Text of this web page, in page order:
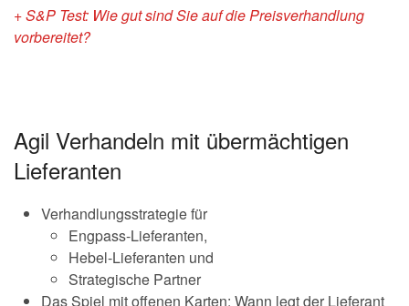
+ S&P Test: Wie gut sind Sie auf die Preisverhandlung
vorbereitet?
Agil Verhandeln mit übermächtigen
Lieferanten
Verhandlungsstrategie für
Engpass-Lieferanten,
Hebel-Lieferanten und
Strategische Partner
Das Spiel mit offenen Karten: Wann legt der Lieferant